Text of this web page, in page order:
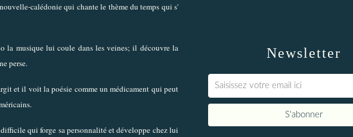
calédonie qui chante le thème du temps qui s'
la musique lui coule dans les veines; il découvre la
perse.
et il voit la poésie comme un médicament qui peut
qui forge sa personnalité et développe chez lui
Newsletter